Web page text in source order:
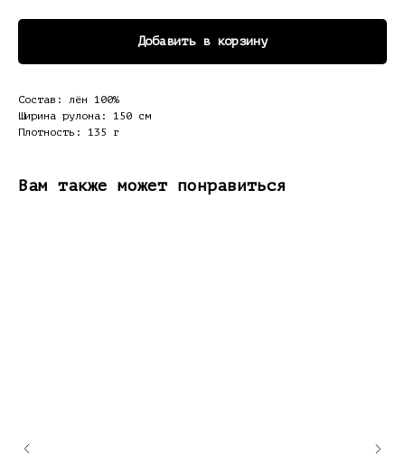
Добавить в корзину
Состав: лён 100%
Ширина рулона: 150 см
Плотность: 135 г
Вам также может понравиться